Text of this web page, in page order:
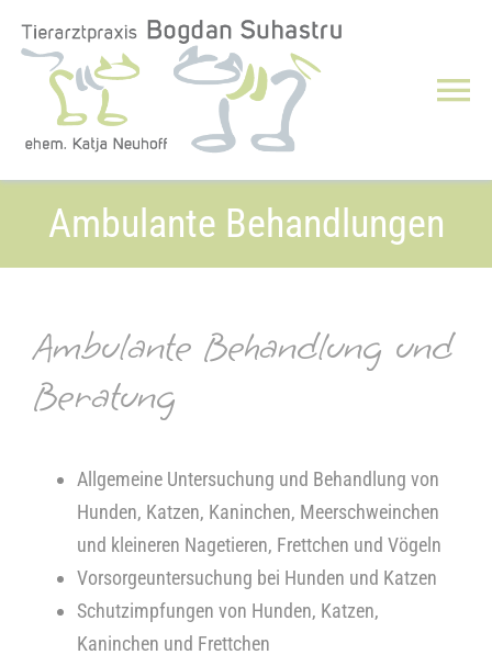
Inhalt
springen
Über uns
Downloads
Kontakt
Ambulante Behandlungen
Ambulante Behandlung und
Beratung
Allgemeine Untersuchung und Behandlung von
Hunden, Katzen, Kaninchen, Meerschweinchen
und kleineren Nagetieren, Frettchen und Vögeln
Vorsorgeuntersuchung bei Hunden und Katzen
Schutzimpfungen von Hunden, Katzen,
Kaninchen und Frettchen